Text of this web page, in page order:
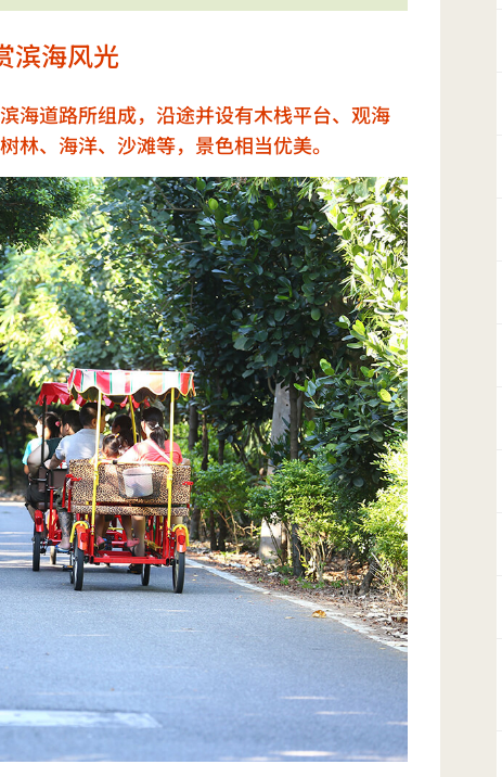
滨海风光
海道路所组成，沿途并设有木栈平台、观海
林、海洋、沙滩等，景色相当优美。